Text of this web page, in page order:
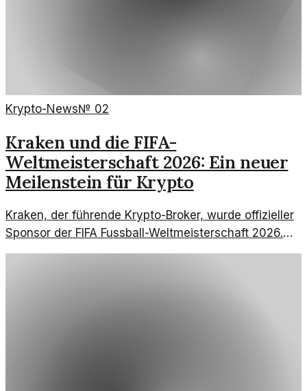
Krypto-News№ 02
Kraken und die FIFA-
Weltmeisterschaft 2026: Ein neuer
Meilenstein für Krypto
Kraken, der führende Krypto-Broker, wurde offizieller
Sponsor der FIFA Fussball-Weltmeisterschaft 2026.
Dieser Schritt markiert einen bedeutenden Wandel für